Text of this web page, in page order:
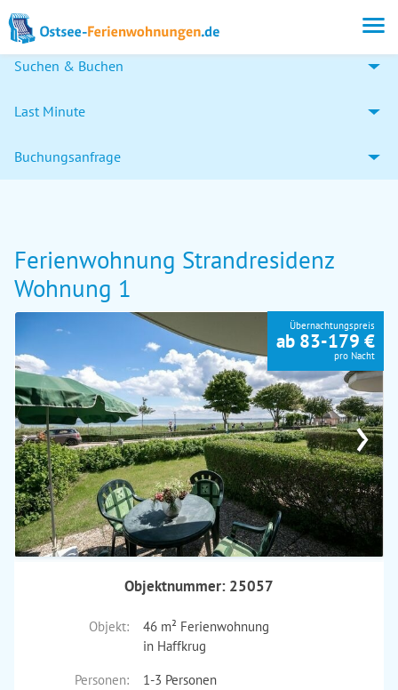
Suchen & Buchen
Last Minute
Buchungsanfrage
Ferienwohnung Strandresidenz
Wohnung 1
›
Übernachtungspreis
ab 83-179 €
pro Nacht
Objektnummer: 25057
Objekt:
46 m² Ferienwohnung
in Haffkrug
Personen:
1-3 Personen